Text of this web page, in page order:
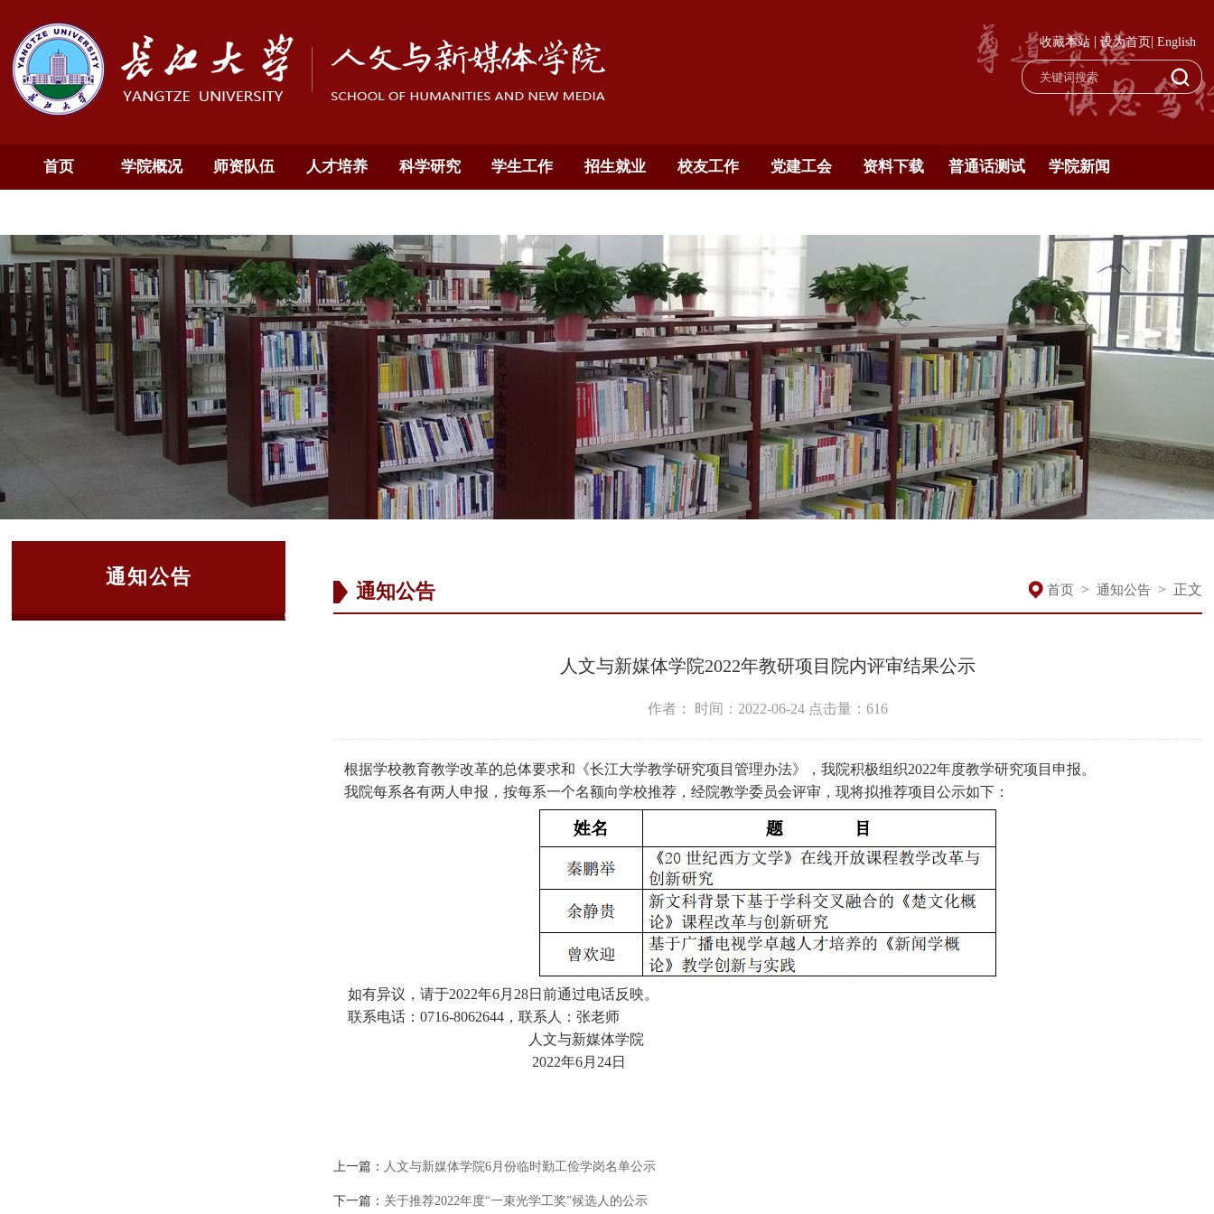
收藏本站|设为首页| English
首页 学院概况 师资队伍 人才培养 科学研究 学生工作 招生就业 校友工作 党建工会 资料下载 普通话测试 学院新闻
通知公告
通知公告 首页 > 通知公告 > 正文
人文与新媒体学院2022年教研项目院内评审结果公示
作者： 时间：2022-06-24 点击量： 616
根据学校教育教学改革的总体要求和《长江大学教学研究项目管理办法》，我院积极组织2022年度教学研究项目申报。
我院每系各有两人申报，按每系一个名额向学校推荐，经院教学委员会评审，现将拟推荐项目公示如下：
如有异议，请于2022年6月28日前通过电话反映。
联系电话：0716-8062644，联系人：张老师
人文与新媒体学院
2022年6月24日
上一篇： 人文与新媒体学院6月份临时勤工俭学岗名单公示
下一篇： 关于推荐2022年度“一束光学工奖”候选人的公示